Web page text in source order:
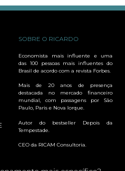
SOBRE O RICARDO
Economista mais influente e uma
das 100 pessoas mais influentes do
Brasil de acordo com a revista Forbes.
Mais de 20 anos de presença
destacada no mercado financeiro
mundial, com passagens por São
Paulo, Paris e Nova Iorque.
Autor do bestseller Depois da
Tempestade.
CEO da RICAM Consultoria.